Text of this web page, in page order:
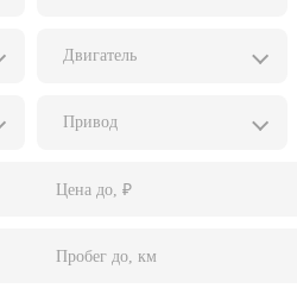
Двигатель
Привод